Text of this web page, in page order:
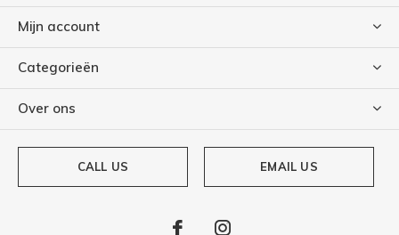
Mijn account
Categorieën
Over ons
CALL US EMAIL US